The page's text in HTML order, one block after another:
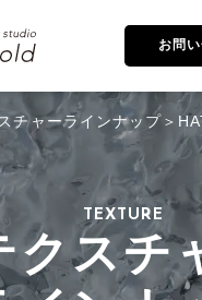
お問
チャーラインナップ
TEXTURE
クスチ